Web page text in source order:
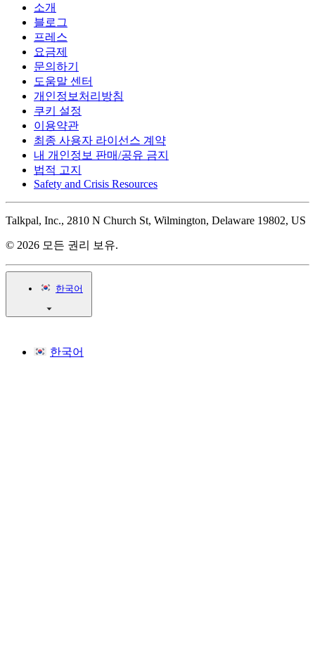
소개
블로그
프레스
요금제
문의하기
도움말 센터
개인정보처리방침
쿠키 설정
이용약관
최종 사용자 라이선스 계약
내 개인정보 판매/공유 금지
법적 고지
Safety and Crisis Resources
Talkpal, Inc., 2810 N Church St, Wilmington, Delaware 19802, US
© 2026 모든 권리 보유.
한국어
한국어